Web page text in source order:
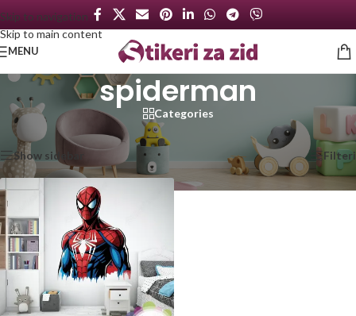
Skip to navigation
Skip to main content
MENU
spiderman
Categories
Početna
Proizvod označen „spiderman“ Prikazan jedan rezultat
Show sidebar Filteri